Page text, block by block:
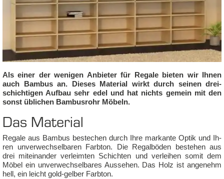
Als ei­ner der we­ni­gen An­bie­ter für Re­ga­le bie­ten wir Ih­nen
auch Bam­bus an. Die­ses Ma­te­ri­al wirkt durch sei­nen drei­
schich­ti­gen Auf­bau sehr edel und hat nichts ge­mein mit den
sonst üb­li­chen Bam­bus­rohr Mö­beln.
Das Ma­te­ri­al
Re­ga­le aus Bam­bus be­ste­chen durch Ih­re mar­kan­te Op­tik und Ih­
ren un­ver­wech­sel­ba­ren Farb­ton. Die Re­galbö­den be­ste­hen aus
drei mit­ein­an­der ver­leim­ten Schich­ten und ver­lei­hen so­mit dem
Mö­bel ein un­ver­wech­sel­ba­res Aus­se­hen. Das Holz ist an­ge­nehm
hell, ein leicht gold-gel­ber Farb­ton.